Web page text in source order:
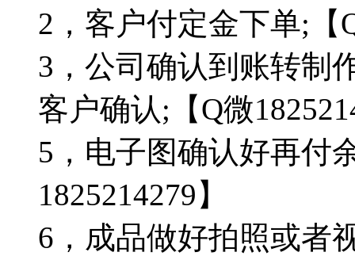
2，客户付定金下单;【
3，公司确认到账转制
客户确认;【Q微
5，电子图确认好再付
1825214279】
6，成品做好拍照或者